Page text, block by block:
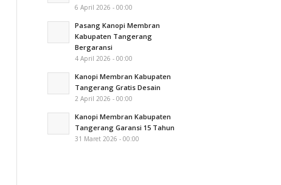
6 April 2026 - 00:00
Pasang Kanopi Membran
Kabupaten Tangerang
Bergaransi
4 April 2026 - 00:00
Kanopi Membran Kabupaten
Tangerang Gratis Desain
2 April 2026 - 00:00
Kanopi Membran Kabupaten
Tangerang Garansi 15 Tahun
31 Maret 2026 - 00:00